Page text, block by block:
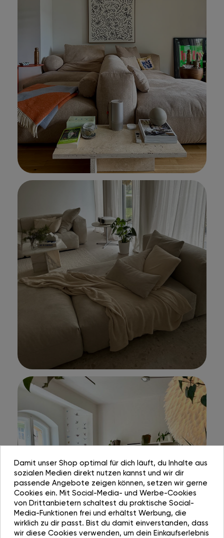
Damit unser Shop optimal für dich läuft, du Inhalte aus
sozialen Medien direkt nutzen kannst und wir dir
passende Angebote zeigen können, setzen wir gerne
Cookies ein. Mit Social-Media- und Werbe-Cookies
von Drittanbietern schaltest du praktische Social-
Media-Funktionen frei und erhältst Werbung, die
wirklich zu dir passt. Bist du damit einverstanden, dass
wir diese Cookies verwenden, um dein Einkaufserlebnis